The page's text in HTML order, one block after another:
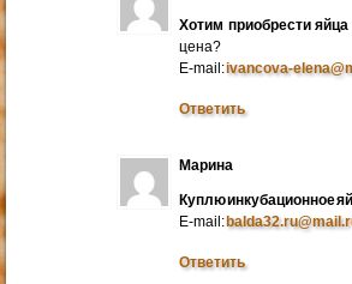
Хотим приобрести
цена?
E-mail:ivancova-
Ответить
Марина
Куплю инкубационное
E-mail:
Ответить